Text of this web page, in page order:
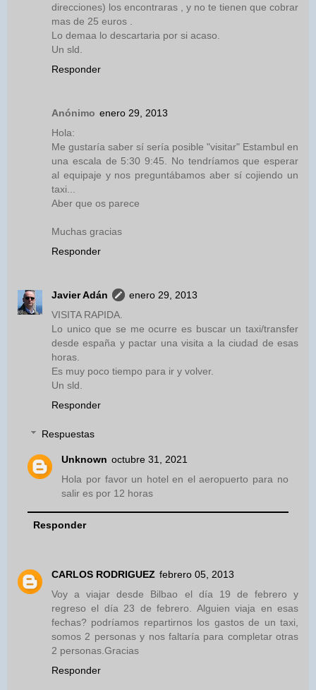
direcciones) los encontraras , y no te tienen que cobrar
mas de 25 euros .
Lo demaa lo descartaria por si acaso.
Un sld.
Responder
Anónimo enero 29, 2013
Hola:
Me gustaría saber sí sería posible "visitar" Estambul en
una escala de 5:30 9:45. No tendríamos que esperar
al equipaje y nos preguntábamos aber sí cojiendo un
taxi...
Aber que os parece
Muchas gracias
Responder
Javier Adán
enero 29, 2013
VISITA RAPIDA.
Lo unico que se me ocurre es buscar un taxi/transfer
desde españa y pactar una visita a la ciudad de esas
horas.
Es muy poco tiempo para ir y volver.
Un sld.
Responder
Respuestas
Unknown octubre 31, 2021
Hola por favor un hotel en el aeropuerto para no
salir es por 12 horas
Responder
CARLOS RODRIGUEZ febrero 05, 2013
Voy a viajar desde Bilbao el día 19 de febrero y
regreso el día 23 de febrero. Alguien viaja en esas
fechas? podríamos repartirnos los gastos de un taxi,
somos 2 personas y nos faltaría para completar otras
2 personas.Gracias
Responder